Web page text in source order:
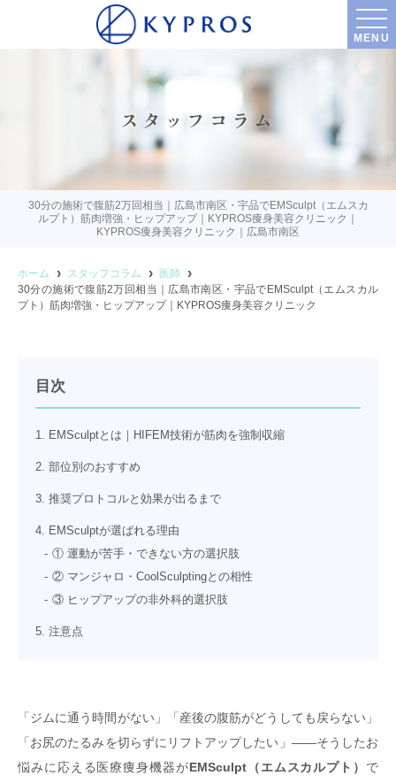
MENU
スタッフコラム
30分の施術で腹筋2万回相当｜広島市南区・宇品でEMSculpt（エムスカ
ルプト）筋肉増強・ヒップアップ｜KYPROS痩身美容クリニック｜
KYPROS痩身美容クリニック｜広島市南区
ホーム スタッフコラム
医師
30分の施術で腹筋2万回相当｜広島市南区・宇品でEMSculpt（エムスカル
プト）筋肉増強・ヒップアップ｜KYPROS痩身美容クリニック
目次
1. EMSculptとは｜HIFEM技術が筋肉を強制収縮
2. 部位別のおすすめ
3. 推奨プロトコルと効果が出るまで
4. EMSculptが選ばれる理由
① 運動が苦手・できない方の選択肢
② マンジャロ・CoolSculptingとの相性
③ ヒップアップの非外科的選択肢
5. 注意点
「ジムに通う時間がない」「産後の腹筋がどうしても戻らない」
「お尻のたるみを切らずにリフトアップしたい」——そうしたお
悩みに応える医療痩身機器がEMSculpt（エムスカルプト） で